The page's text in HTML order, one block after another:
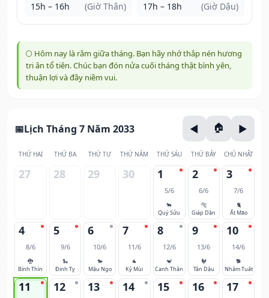
15h – 16h (Giờ Thân) 17h – 18h (Giờ Dậu)
🌕 Hôm nay là rằm giữa tháng. Bạn hãy nhớ thắp nén hương
tri ân tổ tiên. Chúc bạn đón nửa cuối tháng thật bình yên,
thuận lợi và đầy niềm vui.
Lịch Tháng 7 Năm 2033
THỨ HAI THỨ BA THỨ TƯ THỨ NĂM THỨ SÁU THỨ BẢY CHỦ NHẬT
27 28 29 30 1
5/6
🐂
Quý Sửu
2
6/6
🐅
Giáp Dần
3
7/6
🐈
Ất Mão
4
8/6
🐉
Bính Thìn
5
9/6
🐍
Đinh Tỵ
6
10/6
🐎
Mậu Ngọ
7
11/6
🐐
Kỷ Mùi
8
12/6
🐒
Canh Thân
9
13/6
🐓
Tân Dậu
10
14/6
🐕
Nhâm Tuất
11 12 13 14 15 16 17